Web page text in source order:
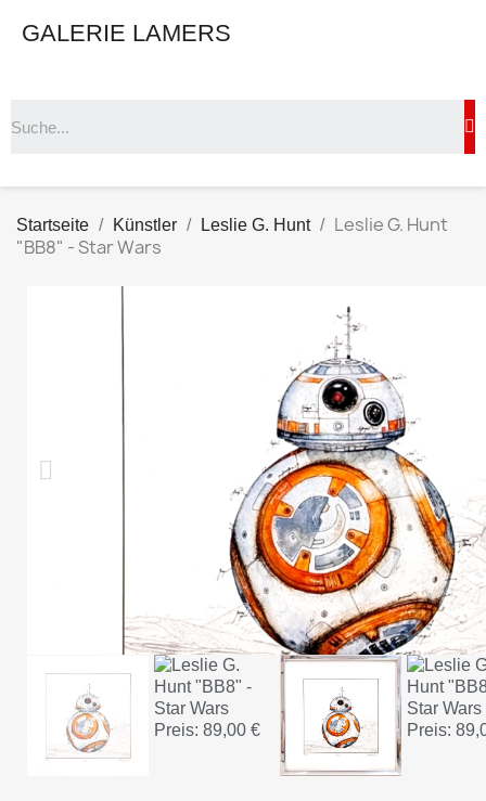
GALERIE LAMERS
Startseite Künstler Leslie G. Hunt
Leslie G. Hunt
"BB8" - Star Wars